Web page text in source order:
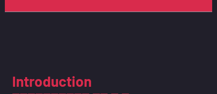
Introduction